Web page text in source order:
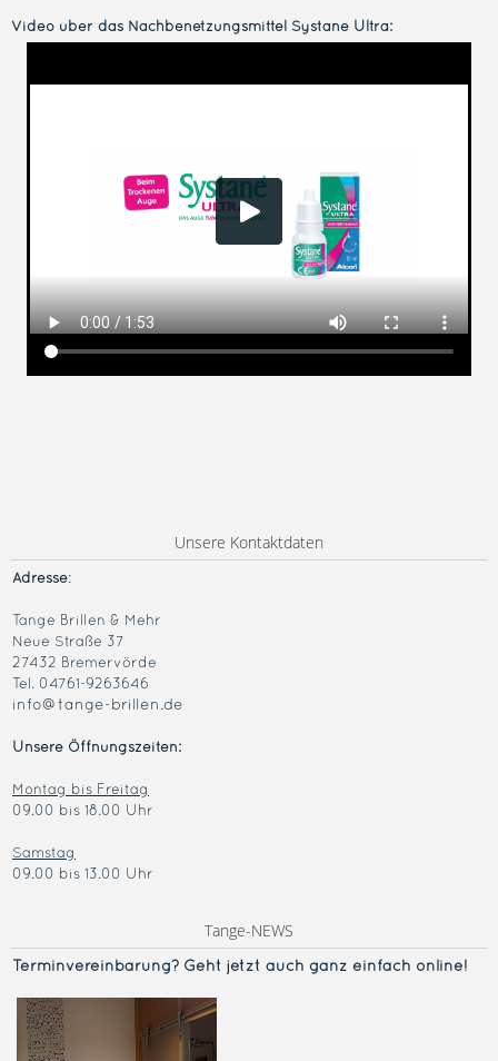
Video über das Nachbenetzungsmittel Systane Ultra:
Unsere Kontaktdaten
Adresse:
Tange Brillen & Mehr
Neue Straße 37
27432 Bremervörde
Tel. 04761-9263646
info@tange-brillen.de
Unsere Öffnungszeiten:
Montag bis Freitag
09.00 bis 18.00 Uhr
Samstag
09.00 bis 13.00 Uhr
Tange-NEWS
Terminvereinbarung? Geht jetzt auch ganz einfach online!